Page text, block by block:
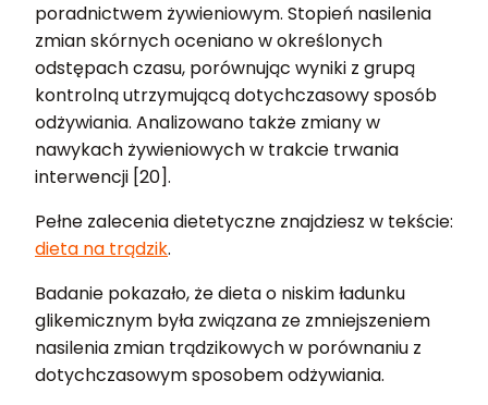
poradnictwem żywieniowym. Stopień nasilenia
zmian skórnych oceniano w określonych
odstępach czasu, porównując wyniki z grupą
kontrolną utrzymującą dotychczasowy sposób
odżywiania. Analizowano także zmiany w
nawykach żywieniowych w trakcie trwania
interwencji [20].
Pełne zalecenia dietetyczne znajdziesz w tekście:
dieta na trądzik.
Badanie pokazało, że dieta o niskim ładunku
glikemicznym była związana ze zmniejszeniem
nasilenia zmian trądzikowych w porównaniu z
dotychczasowym sposobem odżywiania.